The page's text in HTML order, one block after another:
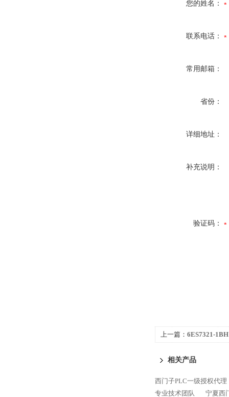
您的姓名：
联系电话：
常用邮箱：
省份：
详细地址：
补充说明：
验证码：
上一篇： 6ES7321-
相关产品
西门子PLC一级授权代理
专业技术团队
宁夏西